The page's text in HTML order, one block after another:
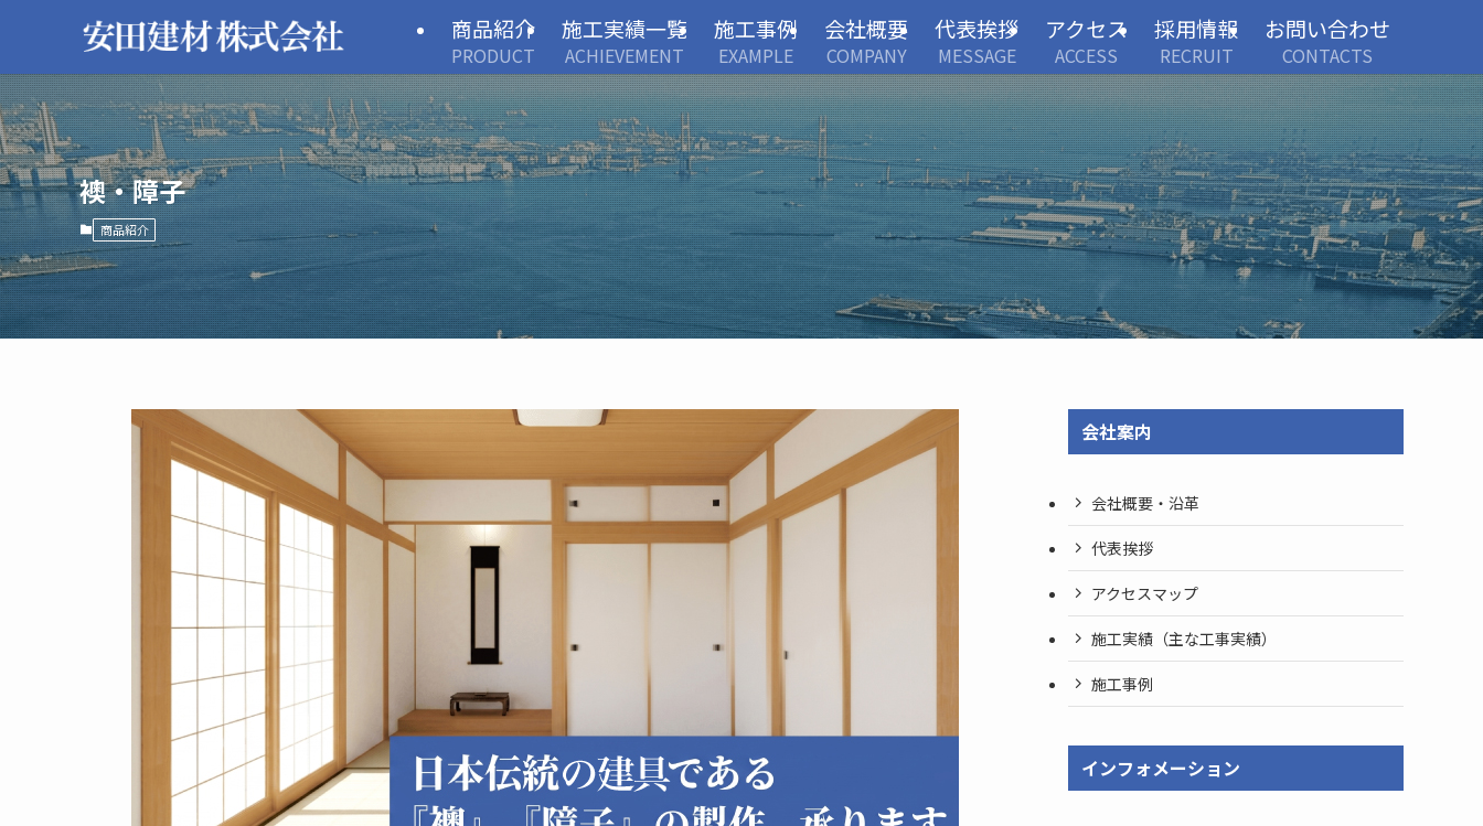
商品紹介
PRODUCT
施工実績一覧
ACHIEVEMENT
施工事例
EXAMPLE
会社概要
COMPANY
代表挨拶
MESSAGE
アクセス
ACCESS
採用情報
RECRUIT
お問い合わせ
CONTACTS
襖・障子
商品紹介
会社案内
会社概要・沿革
代表挨拶
アクセスマップ
施工実績（主な工事実績）
施工事例
インフォメーション